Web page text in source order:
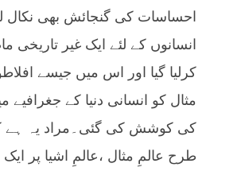
احساسات کی گنجائش بھی نکال
انسانوں کے لئے ایک غیر
کرلیا گیا اور اس میں جیسے
مثال کو انسانی دنیا کے جغرافیے
کی کوشش کی گئی۔مراد یہ
طرح عالمِ مثال ،عالمِ اشیا پر ایک